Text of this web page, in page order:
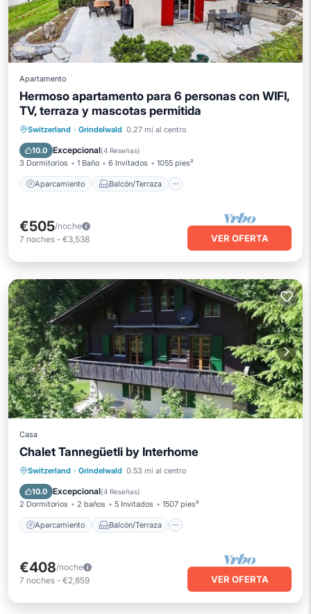
Apartamento
Hermoso apartamento para 6 personas con WIFI,
TV, terraza y mascotas permitida
Switzerland · Grindelwald 0.27 mi al centro
10.0 Excepcional(4 Reseñas)
3 Dormitorios 1 Baño 6 Invitados 1055 pies²
Aparcamiento Balcón/Terraza
Aparcamiento
Balcón/Terraza
Cocina
Internet
€505/noche
7 noches - €3,538 VER OFERTA
Casa
Chalet Tannegüetli by Interhome
Switzerland · Grindelwald 0.53 mi al centro
10.0 Excepcional(4 Reseñas)
2 Dormitorios 2 baños 5 Invitados 1507 pies²
Aparcamiento Balcón/Terraza
Aparcamiento
Balcón/Terraza
Cocina
Internet
€408/noche
7 noches - €2,859 VER OFERTA